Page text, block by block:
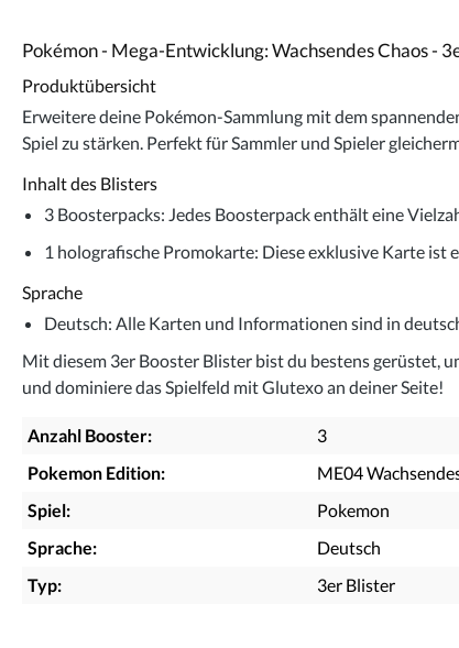
Pokémon - Mega-Entwicklung: Wachsendes Chaos -
Produktübersicht
Erweitere deine Pokémon-Sammlung mit dem
Spiel zu stärken. Perfekt für Sammler und Spieler
Inhalt des Blisters
3 Boosterpacks: Jedes Boosterpack enthält eine
1 holografische Promokarte: Diese exklusive Karte ist
Sprache
Deutsch: Alle Karten und Informationen sind in
Mit diesem 3er Booster Blister bist du bestens gerüstet,
und dominiere das Spielfeld mit Glutexo an deiner Seite!
Anzahl Booster:
3
Pokemon Edition:
ME04
Spiel:
Pokemon
Sprache:
Deutsch
Typ:
3er Blister